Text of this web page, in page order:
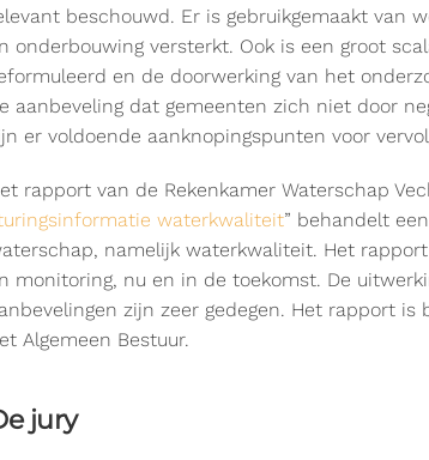
beschouwd. Er is gebruikgemaakt van
onderbouwing versterkt. Ook is een groot
en de doorwerking van het
aanbeveling dat gemeenten zich niet door
er voldoende aanknopingspunten voor
rapport van de Rekenkamer Waterschap
waterkwaliteit” behandelt
namelijk waterkwaliteit. Het
monitoring, nu en in de toekomst. De
zijn zeer gedegen. Het rapport
Algemeen Bestuur.
jury